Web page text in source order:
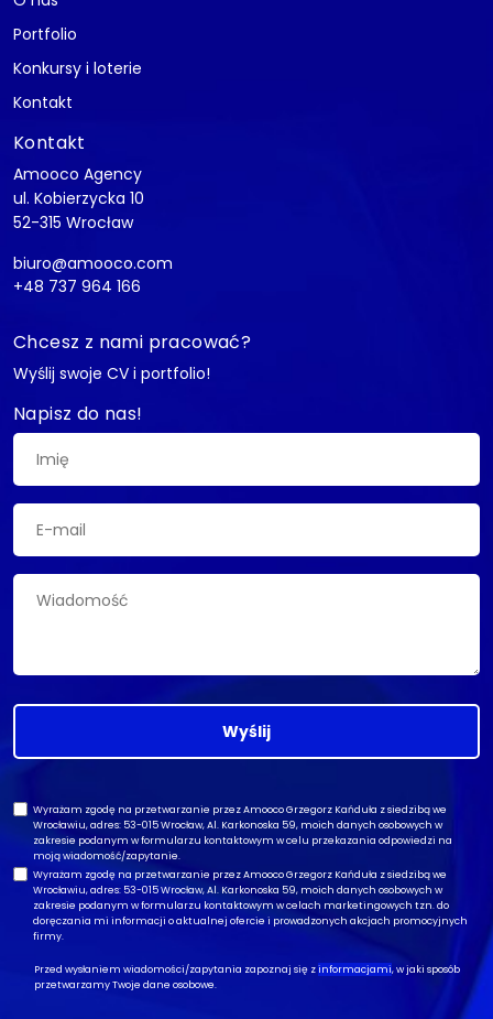
Portfolio
Konkursy i loterie
Kontakt
Kontakt
Amooco Agency
ul. Kobierzycka 10
52-315 Wrocław
biuro@amooco.com
+48 737 964 166
Chcesz z nami pracować?
Wyślij swoje CV i portfolio!
Napisz do nas!
Wyślij
Wyrażam zgodę na przetwarzanie przez Amooco Grzegorz Kańduła z siedzibą we
Wrocławiu, adres: 53-015 Wrocław, Al. Karkonoska 59, moich danych osobowych w
zakresie podanym w formularzu kontaktowym w celu przekazania odpowiedzi na
moją wiadomość/zapytanie.
Wyrażam zgodę na przetwarzanie przez Amooco Grzegorz Kańduła z siedzibą we
Wrocławiu, adres: 53-015 Wrocław, Al. Karkonoska 59, moich danych osobowych w
zakresie podanym w formularzu kontaktowym w celach marketingowych tzn. do
doręczania mi informacji o aktualnej ofercie i prowadzonych akcjach promocyjnych
firmy.
Przed wysłaniem wiadomości/zapytania zapoznaj się zinformacjami, w jaki sposób
przetwarzamy Twoje dane osobowe.